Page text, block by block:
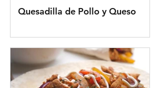
Quesadilla de Pollo y Queso